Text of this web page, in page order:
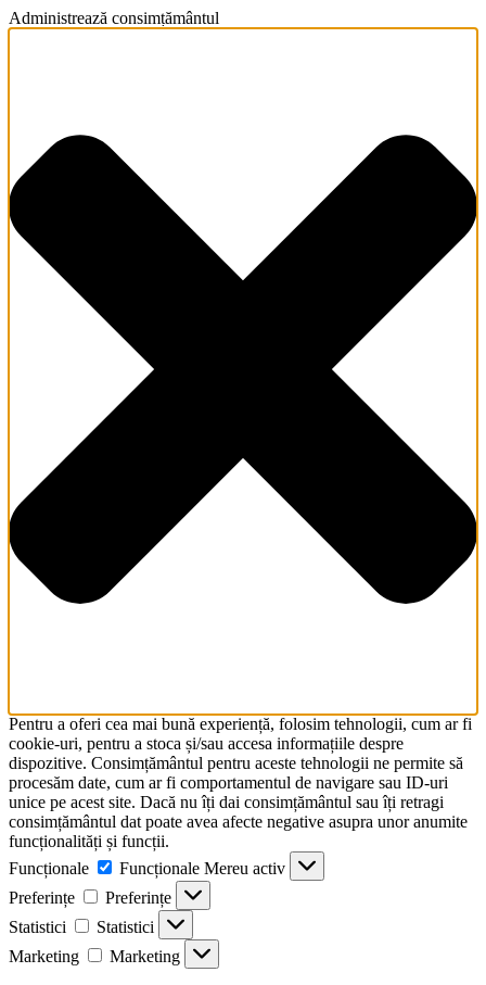
Administrează consimțământul
Pentru a oferi cea mai bună experiență, folosim tehnologii, cum ar fi
cookie-uri, pentru a stoca și/sau accesa informațiile despre
dispozitive. Consimțământul pentru aceste tehnologii ne permite să
procesăm date, cum ar fi comportamentul de navigare sau ID-uri
unice pe acest site. Dacă nu îți dai consimțământul sau îți retragi
consimțământul dat poate avea afecte negative asupra unor anumite
funcționalități și funcții.
Funcționale
Funcționale Mereu activ
Preferințe
Preferințe
Statistici
Statistici
Marketing
Marketing